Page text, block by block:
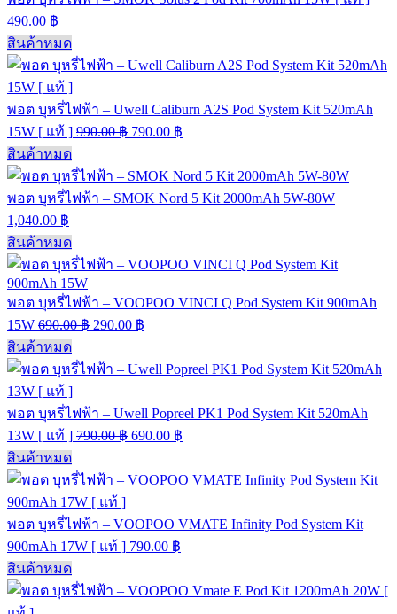
490.00 ฿
สินค้าหมด
พอต บุหรี่ไฟฟ้า – Uwell Caliburn A2S Pod System Kit 520mAh
15W [ แท้ ] 990.00฿ 790.00 ฿
สินค้าหมด
พอต บุหรี่ไฟฟ้า – SMOK Nord 5 Kit 2000mAh 5W-80W
1,040.00 ฿
สินค้าหมด
พอต บุหรี่ไฟฟ้า – VOOPOO VINCI Q Pod System Kit 900mAh
15W 690.00฿ 290.00 ฿
สินค้าหมด
พอต บุหรี่ไฟฟ้า – Uwell Popreel PK1 Pod System Kit 520mAh
13W [ แท้ ] 790.00฿ 690.00 ฿
สินค้าหมด
พอต บุหรี่ไฟฟ้า – VOOPOO VMATE Infinity Pod System Kit
900mAh 17W [ แท้ ] 790.00 ฿
สินค้าหมด